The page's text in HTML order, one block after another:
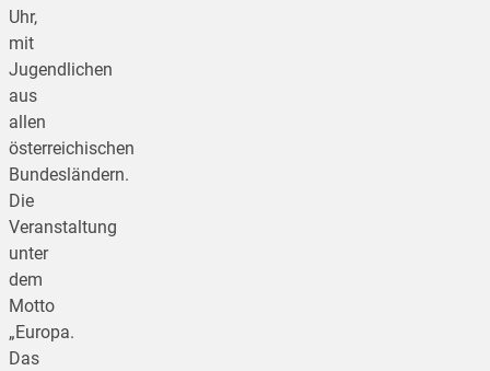
Uhr,
mit
Jugendlichen
aus
allen
österreichischen
Bundesländern.
Die
Veranstaltung
unter
dem
Motto
„Europa.
Das